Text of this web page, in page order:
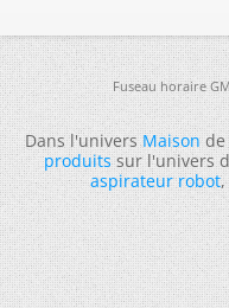
Fuseau horaire
Dans l'universMaisonde
produitssur l'univers
aspirateur robot,